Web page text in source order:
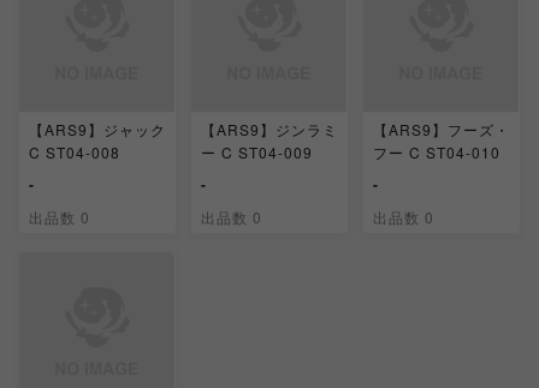
【ARS9】ジャック
C ST04-008
-
出品数 0
【ARS9】ジンラミ
ー C ST04-009
-
出品数 0
【ARS9】フーズ・
フー C ST04-010
-
出品数 0